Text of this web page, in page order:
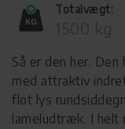
Totalvægt:
Så er den her.
med attraktiv
flot lys
lameludtræk. I helt